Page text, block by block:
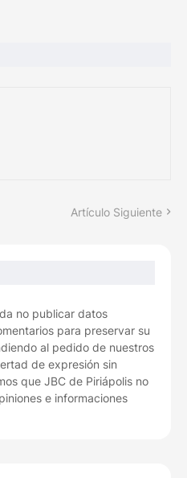
Artículo Siguiente
no publicar datos
para preservar su
al pedido de nuestros
de expresión sin
que JBC de Piriápolis no
e informaciones